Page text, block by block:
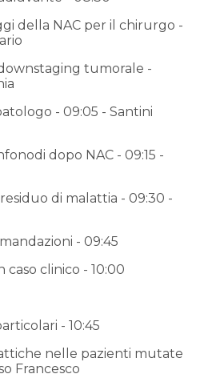
della NAC per il chirurgo -
tumorale -
- 09:05 - Santini
dopo NAC - 09:15 -
di malattia - 09:30 -
- 09:45
caso clinico - 10:00
- 10:45
nelle pazienti mutate
Francesco